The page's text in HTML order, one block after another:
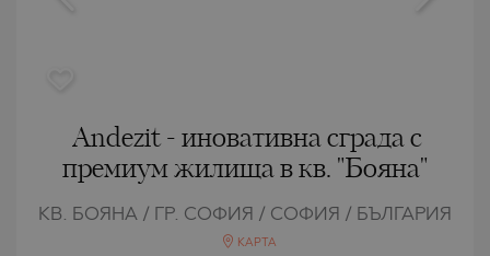
Andezit - иновативна сграда с
премиум жилища в кв. "Бояна"
КВ. БОЯНА / ГР. СОФИЯ / СОФИЯ / БЪЛГАРИЯ
КАРТА